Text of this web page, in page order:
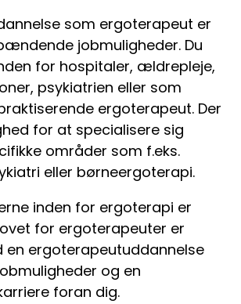
som ergoterapeut er
jobmuligheder. Du
for hospitaler, ældrepleje,
psykiatrien eller som
ergoterapeut. Der
for at specialisere sig
områder som f.eks.
eller børneergoterapi.
inden for ergoterapi er
for ergoterapeuter er
en ergoterapeutuddannelse
og en
foran dig.